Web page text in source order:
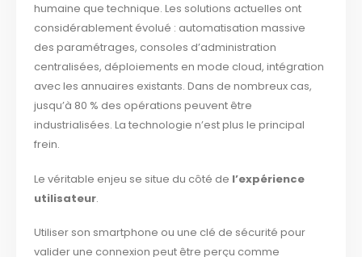
humaine que technique. Les solutions actuelles ont
considérablement évolué : automatisation massive
des paramétrages, consoles d’administration
centralisées, déploiements en mode cloud, intégration
avec les annuaires existants. Dans de nombreux cas,
jusqu’à 80 % des opérations peuvent être
industrialisées. La technologie n’est plus le principal
frein.
Le véritable enjeu se situe du côté de l’expérience
utilisateur.
Utiliser son smartphone ou une clé de sécurité pour
valider une connexion peut être perçu comme